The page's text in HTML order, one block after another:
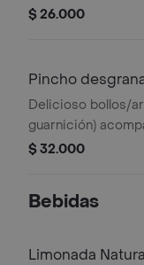
de pechuga
$ 26.000
Pincho
Delicioso bollos/
guarnición)
de lomo fino
$ 32.000
Bebidas
Limonada